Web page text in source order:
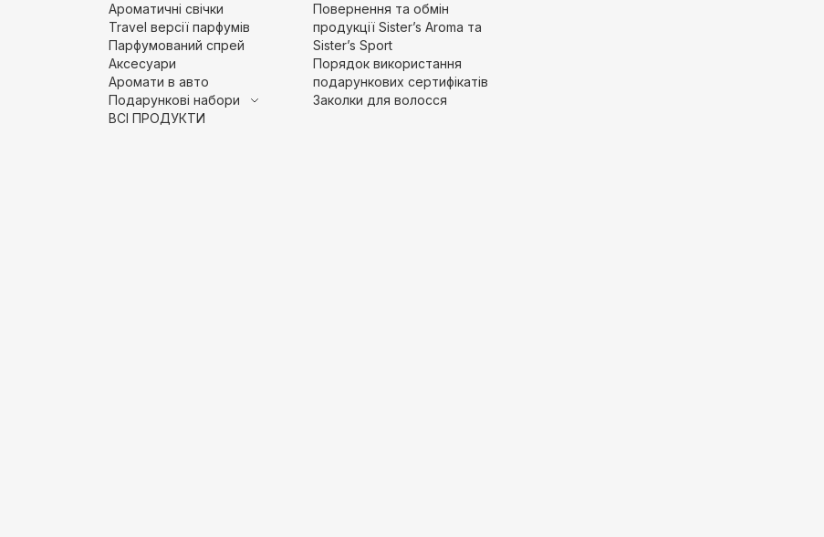
Ароматичні свічки
Travel версії парфумів
Парфумований спрей
Аксесуари
Аромати в авто
Подарункові набори
ВСІ ПРОДУКТИ
Повернення та обмін
продукції Sister’s Aroma та
Sister’s Sport
Порядок використання
подарункових сертифікатів
Заколки для волосся